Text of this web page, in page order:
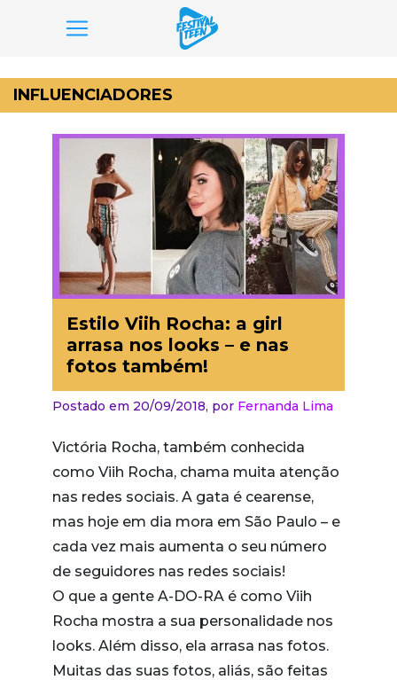
para
o
conteúdo
INFLUENCIADORES
Estilo Viih Rocha: a girl
arrasa nos looks – e nas
fotos também!
Postado em 20/09/2018, por Fernanda Lima
Victória Rocha, também conhecida
como Viih Rocha, chama muita atenção
nas redes sociais. A gata é cearense,
mas hoje em dia mora em São Paulo – e
cada vez mais aumenta o seu número
de seguidores nas redes sociais!
O que a gente A-DO-RA é como Viih
Rocha mostra a sua personalidade nos
looks. Além disso, ela arrasa nas fotos.
Muitas das suas fotos, aliás, são feitas